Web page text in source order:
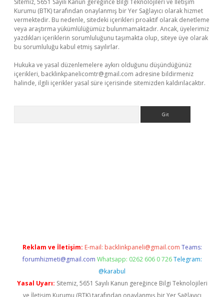
Sitemiz, 5651 Sayılı Kanun gereğince Bilgi Teknolojileri ve İletişim
Kurumu (BTK) tarafından onaylanmış bir Yer Sağlayıcı olarak hizmet
vermektedir. Bu nedenle, sitedeki içerikleri proaktif olarak denetleme
veya araştırma yükümlülüğümüz bulunmamaktadır. Ancak, üyelerimiz
yazdıkları içeriklerin sorumluluğunu taşımakta olup, siteye üye olarak
bu sorumluluğu kabul etmiş sayılırlar.
Hukuka ve yasal düzenlemelere aykırı olduğunu düşündüğünüz
içerikleri, backlinkpanelicomtr@gmail.com adresine bildirmeniz
halinde, ilgili içerikler yasal süre içerisinde sitemizden kaldırılacaktır.
Reklam ve İletişim: E-mail: backlinkpaneli@gmail.com Teams:
forumhizmeti@gmail.com Whatsapp: 0262 606 0 726 Telegram:
@karabul
Yasal Uyarı: Sitemiz, 5651 Sayılı Kanun gereğince Bilgi Teknolojileri
ve İletişim Kurumu (BTK) tarafından onaylanmış bir Yer Sağlayıcı